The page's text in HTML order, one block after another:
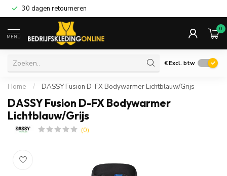
30 dagen retourneren
MENU
0
€Excl. btw
Home / DASSY Fusion D-FX Bodywarmer Lichtblauw/Grijs
DASSY Fusion D-FX Bodywarmer
Lichtblauw/Grijs
(0)